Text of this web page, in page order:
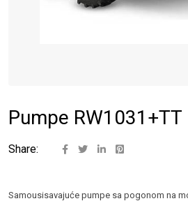
Pumpe RW1031+TT
Share:
Samousisavajuće pumpe sa pogonom na